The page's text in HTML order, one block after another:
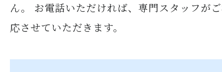
ん。
お電話いただければ、専門スタッフが
応させていただきます。